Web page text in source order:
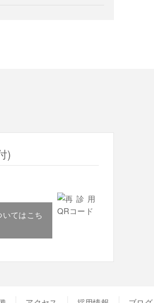
)
てはこち